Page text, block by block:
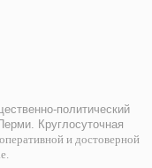
политический
Круглосуточная
и достоверной